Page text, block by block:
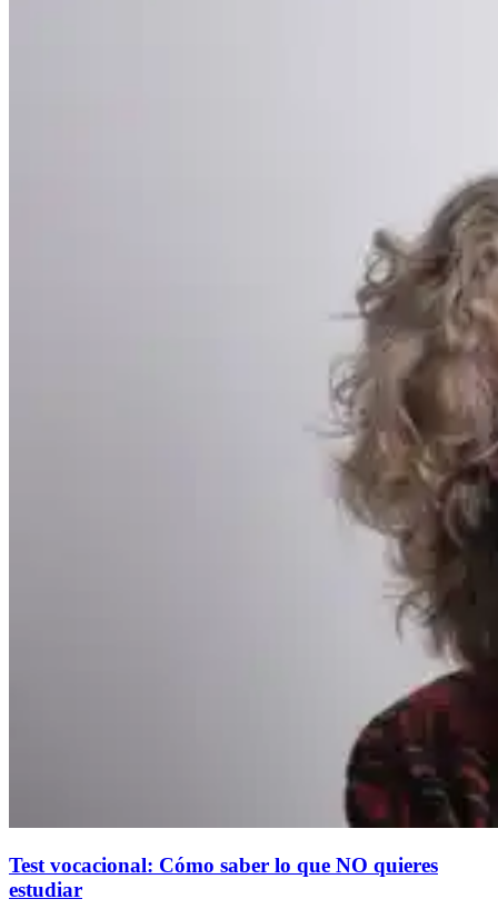
Test vocacional: Cómo saber lo que NO quieres
estudiar